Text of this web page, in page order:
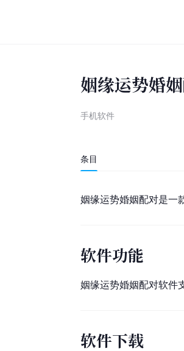
姻缘运势婚
手机软件
条目
姻缘运势婚姻配对是一
软件功能
姻缘运势婚姻配对软件
软件下载